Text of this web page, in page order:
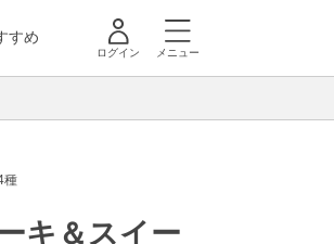
すめ
ログイン メニュー
種
キ＆スイー